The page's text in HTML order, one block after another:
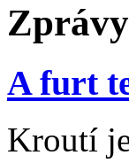
Zprávy
A furt
Kroutí